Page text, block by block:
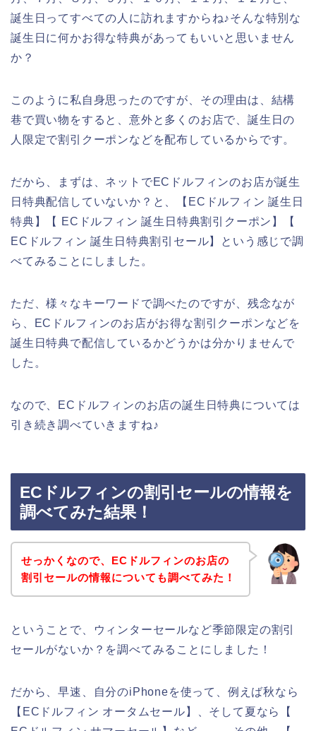
誕生日ってすべての人に訪れますからね♪そんな特別な
誕生日に何かお得な特典があってもいいと思いません
か？
このように私自身思ったのですが、その理由は、結構
巷で買い物をすると、意外と多くのお店で、誕生日の
人限定で割引クーポンなどを配布しているからです。
だから、まずは、ネットでECドルフィンのお店が誕生
日特典配信していないか？と、【ECドルフィン 誕生日
特典】【 ECドルフィン 誕生日特典割引クーポン】【
ECドルフィン 誕生日特典割引セール】という感じで調
べてみることにしました。
ただ、様々なキーワードで調べたのですが、残念なが
ら、ECドルフィンのお店がお得な割引クーポンなどを
誕生日特典で配信しているかどうかは分かりませんで
した。
なので、ECドルフィンのお店の誕生日特典については
引き続き調べていきますね♪
ECドルフィンの割引セールの情報を
調べてみた結果！
せっかくなので、ECドルフィンのお店の
割引セールの情報についても調べてみた！
ということで、ウィンターセールなど季節限定の割引
セールがないか？を調べてみることにしました！
だから、早速、自分のiPhoneを使って、例えば秋なら
【ECドルフィン オータムセール】、そして夏なら【